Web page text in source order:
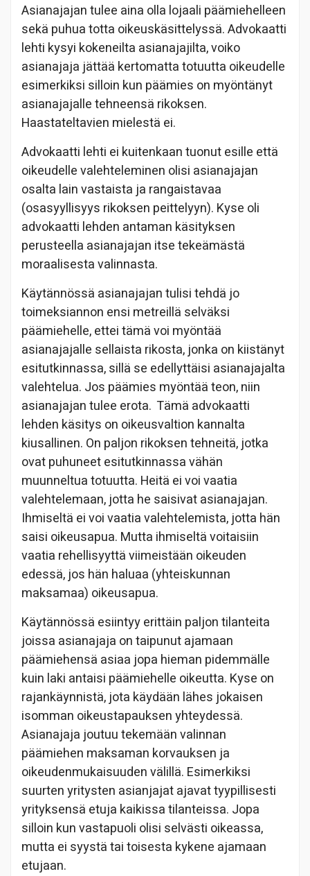
Asianajajan tulee aina olla lojaali päämiehelleen
sekä puhua totta oikeuskäsittelyssä. Advokaatti
lehti kysyi kokeneilta asianajajilta, voiko
asianajaja jättää kertomatta totuutta oikeudelle
esimerkiksi silloin kun päämies on myöntänyt
asianajajalle tehneensä rikoksen.
Haastateltavien mielestä ei.
Advokaatti lehti ei kuitenkaan tuonut esille että
oikeudelle valehteleminen olisi asianajajan
osalta lain vastaista ja rangaistavaa
(osasyyllisyys rikoksen peittelyyn). Kyse oli
advokaatti lehden antaman käsityksen
perusteella asianajajan itse tekeämästä
moraalisesta valinnasta.
Käytännössä asianajajan tulisi tehdä jo
toimeksiannon ensi metreillä selväksi
päämiehelle, ettei tämä voi myöntää
asianajajalle sellaista rikosta, jonka on kiistänyt
esitutkinnassa, sillä se edellyttäisi asianajajalta
valehtelua. Jos päämies myöntää teon, niin
asianajajan tulee erota. Tämä advokaatti
lehden käsitys on oikeusvaltion kannalta
kiusallinen. On paljon rikoksen tehneitä, jotka
ovat puhuneet esitutkinnassa vähän
muunneltua totuutta. Heitä ei voi vaatia
valehtelemaan, jotta he saisivat asianajajan.
Ihmiseltä ei voi vaatia valehtelemista, jotta hän
saisi oikeusapua. Mutta ihmiseltä voitaisiin
vaatia rehellisyyttä viimeistään oikeuden
edessä, jos hän haluaa (yhteiskunnan
maksamaa) oikeusapua.
Käytännössä esiintyy erittäin paljon tilanteita
joissa asianajaja on taipunut ajamaan
päämiehensä asiaa jopa hieman pidemmälle
kuin laki antaisi päämiehelle oikeutta. Kyse on
rajankäynnistä, jota käydään lähes jokaisen
isomman oikeustapauksen yhteydessä.
Asianajaja joutuu tekemään valinnan
päämiehen maksaman korvauksen ja
oikeudenmukaisuuden välillä. Esimerkiksi
suurten yritysten asianjajat ajavat tyypillisesti
yrityksensä etuja kaikissa tilanteissa. Jopa
silloin kun vastapuoli olisi selvästi oikeassa,
mutta ei syystä tai toisesta kykene ajamaan
etujaan.